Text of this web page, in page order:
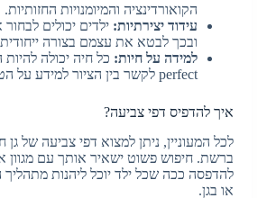
הקואורדינציה והמיומנויות החזותיות.
עידוד יצירתיות: ילדים יכולים
ובכך לבטא את עצמם בצורה
למידה על חיות: כל חיה יכולה להיות
perfect לקשר בין הציור למידע על הטבע.
איך להדפיס דפי צביעה?
לכל המעוניין, ניתן למצוא דפי צביעה של גן
ברשת. חיפוש פשוט ישאיר אותך עם מגוון
להדפסה ככה שכל ילד יוכל ליהנות
או בגן.